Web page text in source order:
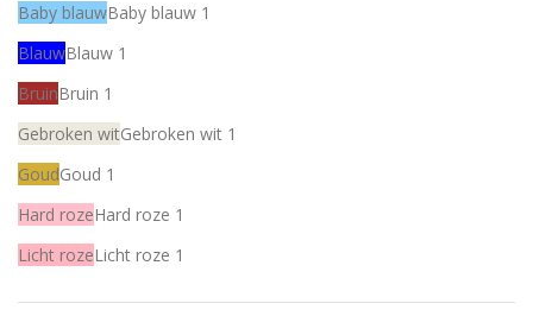
Baby blauwBaby blauw 1
BlauwBlauw 1
BruinBruin 1
Gebroken witGebroken wit 1
GoudGoud 1
Hard rozeHard roze 1
Licht rozeLicht roze 1